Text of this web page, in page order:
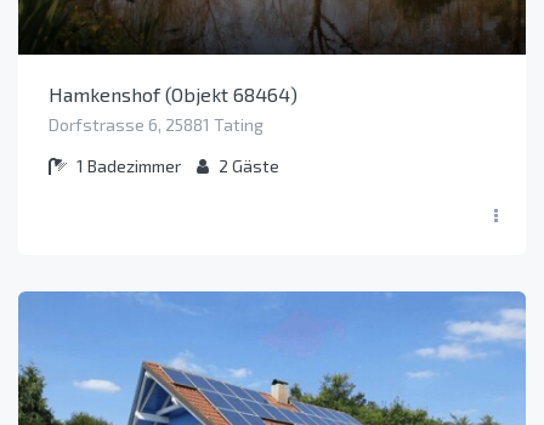
Hamkenshof (Objekt 68464)
Dorfstrasse 6, 25881 Tating
1 Badezimmer 2 Gäste